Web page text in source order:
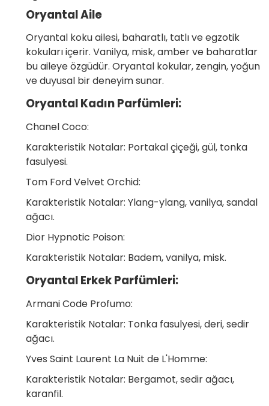
Oryantal Aile
Oryantal koku ailesi, baharatlı, tatlı ve egzotik
kokuları içerir. Vanilya, misk, amber ve baharatlar
bu aileye özgüdür. Oryantal kokular, zengin, yoğun
ve duyusal bir deneyim sunar.
Oryantal Kadın Parfümleri:
Chanel Coco:
Karakteristik Notalar: Portakal çiçeği, gül, tonka
fasulyesi.
Tom Ford Velvet Orchid:
Karakteristik Notalar: Ylang-ylang, vanilya, sandal
ağacı.
Dior Hypnotic Poison:
Karakteristik Notalar: Badem, vanilya, misk.
Oryantal Erkek Parfümleri:
Armani Code Profumo:
Karakteristik Notalar: Tonka fasulyesi, deri, sedir
ağacı.
Yves Saint Laurent La Nuit de L'Homme:
Karakteristik Notalar: Bergamot, sedir ağacı,
karanfil.